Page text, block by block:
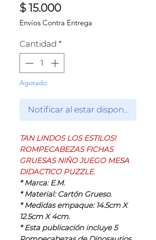
$ 15.000Precio
Envíos Contra Entrega
Cantidad *
Agotado
Notificar al estar disponible
TAN LINDOS LOS ESTILOS!
ROMPECABEZAS FICHAS
GRUESAS NIÑO JUEGO MESA
DIDACTICO PUZZLE.
* Marca: E.M.
* Material: Cartón Grueso.
* Medidas empaque: 14.5cm X
12.5cm X 4cm.
* Esta publicación incluye 5